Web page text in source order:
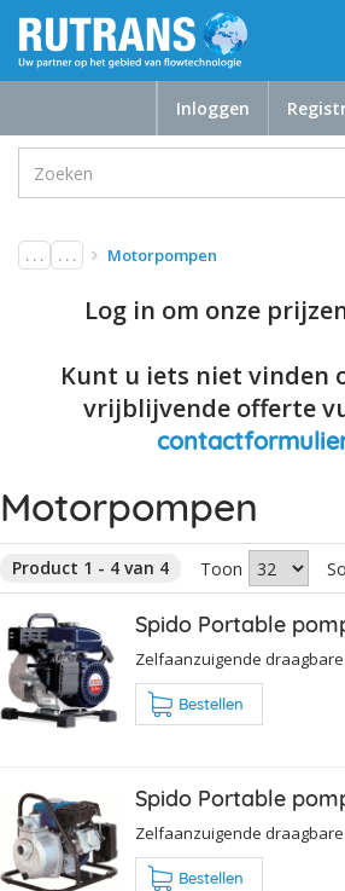
Inloggen
. . . . . . Motorpompen
Log in om onze
Kunt u iets niet vinden
vrijblijvende offerte
Motorpompen
Product 1 - 4 van 4 Toon
Spido Portable
Zelfaanzuigende
Bestellen
Spido Portable
Zelfaanzuigende
Bestellen